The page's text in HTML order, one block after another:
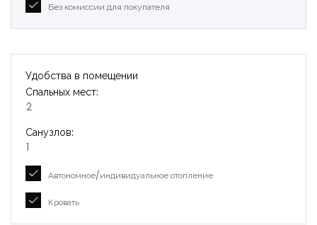
Без комиссии для покупателя
Удобства в помещении
Спальных мест:
2
Санузлов:
1
Автономное/индивидуальное отопление
Кровать